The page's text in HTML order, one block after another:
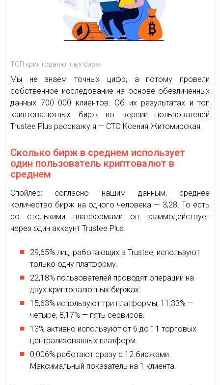
ТОП криптовалютных бирж
Мы не знаем точных цифр, а потому провели
собственное исследование на основе обезличенных
данных 700 000 клиентов. Об их результатах и топ
криптовалютных бирж по версии пользователей
Trustee Plus расскажу я — CTO Ксения Житомирская.
Сколько бирж в среднем использует
один пользователь криптовалют в
среднем
Спойлер: согласно нашим данным, среднее
количество бирж на одного человека — 3,28. То есть
со столькими платформами он взаимодействует
через один аккаунт Trustee Plus.
29,65% лиц, работающих в Trustee, используют
только одну платформу.
22,18% пользователей проводят операции на
двух криптовалютных биржах.
15,63% используют три платформы, 11,33% —
четыре, 8,17% — пять сервисов.
13% активно используют от 6 до 11 торговых
централизованных платформ.
0,006% работают сразу с 12 биржами.
Максимальный показатель на 1 клиента.